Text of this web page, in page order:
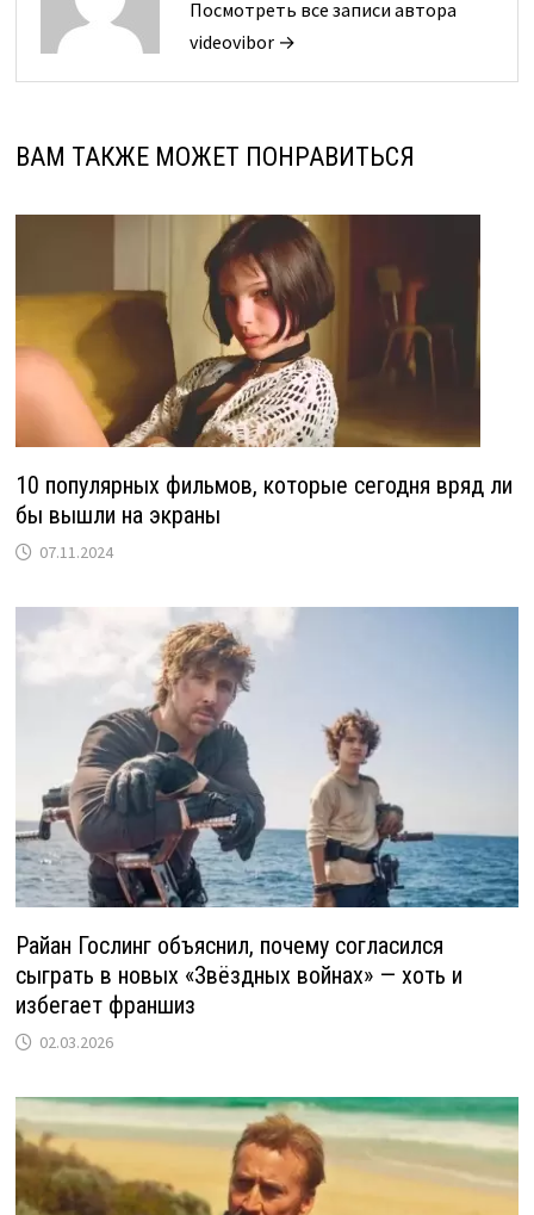
Посмотреть все записи автора
videovibor →
ВАМ ТАКЖЕ МОЖЕТ ПОНРАВИТЬСЯ
10 популярных фильмов, которые сегодня вряд ли
бы вышли на экраны
07.11.2024
Райан Гослинг объяснил, почему согласился
сыграть в новых «Звёздных войнах» — хоть и
избегает франшиз
02.03.2026